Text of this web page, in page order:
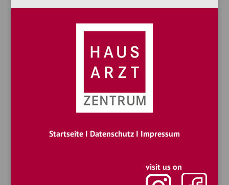
StartseiteI DatenschutzI Impressum
visit us on